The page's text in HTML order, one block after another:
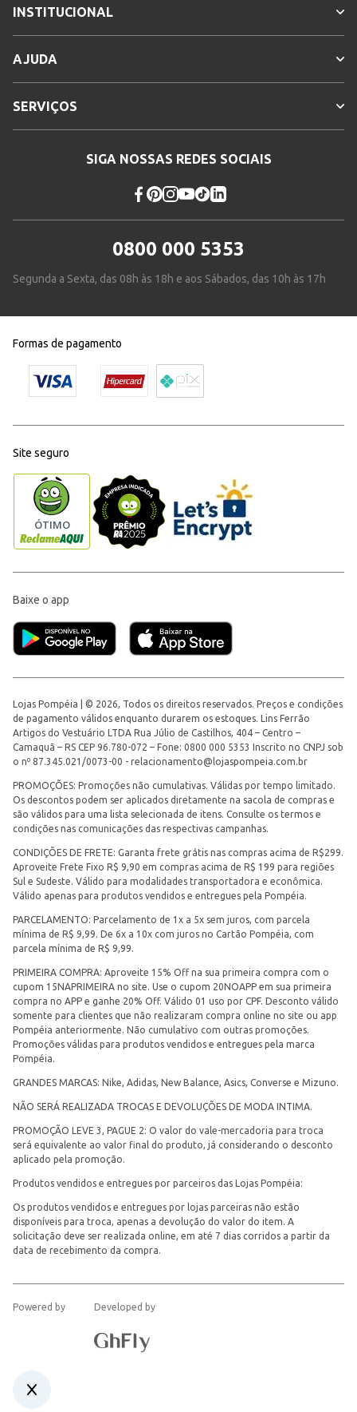
INSTITUCIONAL
AJUDA
SERVIÇOS
SIGA NOSSAS REDES SOCIAIS
0800 000 5353
Segunda a Sexta, das 08h às 18h e aos Sábados, das 10h às 17h
Formas de pagamento
Site seguro
Baixe o app
Lojas Pompéia | © 2026, Todos os direitos reservados. Preços e condições
de pagamento válidos enquanto durarem os estoques. Lins Ferrão
Artigos do Vestuário LTDA Rua Júlio de Castilhos, 404 – Centro –
Camaquã – RS CEP 96.780-072 – Fone: 0800 000 5353 Inscrito no CNPJ sob
o nº 87.345.021/0073-00 - relacionamento@lojaspompeia.com.br
PROMOÇÕES: Promoções não cumulativas. Válidas por tempo limitado.
Os descontos podem ser aplicados diretamente na sacola de compras e
são válidos para uma lista selecionada de itens. Consulte os termos e
condições nas comunicações das respectivas campanhas.
CONDIÇÕES DE FRETE: Garanta frete grátis nas compras acima de R$299.
Aproveite Frete Fixo R$ 9,90 em compras acima de R$ 199 para regiões
Sul e Sudeste. Válido para modalidades transportadora e econômica.
Válido apenas para produtos vendidos e entregues pela Pompéia.
PARCELAMENTO: Parcelamento de 1x a 5x sem juros, com parcela
mínima de R$ 9,99. De 6x a 10x com juros no Cartão Pompéia, com
parcela mínima de R$ 9,99.
PRIMEIRA COMPRA: Aproveite 15% Off na sua primeira compra com o
cupom 15NAPRIMEIRA no site. Use o cupom 20NOAPP em sua primeira
compra no APP e ganhe 20% Off. Válido 01 uso por CPF. Desconto válido
somente para clientes que não realizaram compra online no site ou app
Pompéia anteriormente. Não cumulativo com outras promoções.
Promoções válidas para produtos vendidos e entregues pela marca
Pompéia.
GRANDES MARCAS: Nike, Adidas, New Balance, Asics, Converse e Mizuno.
NÃO SERÁ REALIZADA TROCAS E DEVOLUÇÕES DE MODA INTIMA.
PROMOÇÃO LEVE 3, PAGUE 2: O valor do vale-mercadoria para troca
será equivalente ao valor final do produto, já considerando o desconto
aplicado pela promoção.
Produtos vendidos e entregues por parceiros das Lojas Pompéia:
Os produtos vendidos e entregues por lojas parceiras não estão
disponíveis para troca, apenas a devolução do valor do item. A
solicitação deve ser realizada online, em até 7 dias corridos a partir da
data de recebimento da compra.
Powered by Developed by